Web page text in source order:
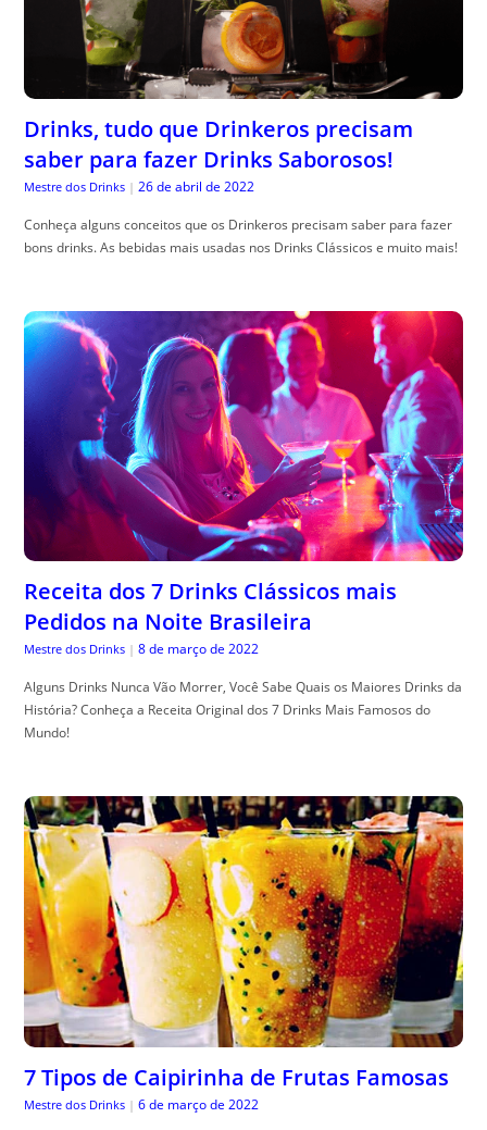
Drinks, tudo que Drinkeros precisam
saber para fazer Drinks Saborosos!
Mestre dos Drinks | 26 de abril de 2022
Conheça alguns conceitos que os Drinkeros precisam saber para fazer
bons drinks. As bebidas mais usadas nos Drinks Clássicos e muito mais!
Receita dos 7 Drinks Clássicos mais
Pedidos na Noite Brasileira
Mestre dos Drinks | 8 de março de 2022
Alguns Drinks Nunca Vão Morrer, Você Sabe Quais os Maiores Drinks da
História? Conheça a Receita Original dos 7 Drinks Mais Famosos do
Mundo!
7 Tipos de Caipirinha de Frutas Famosas
Mestre dos Drinks | 6 de março de 2022